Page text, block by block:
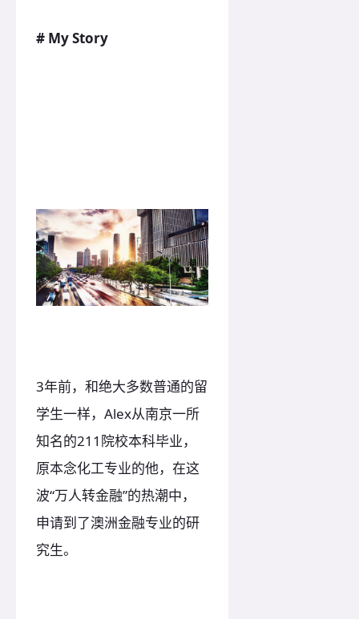
# My Story
3年前，和绝大多数普通的留
学生一样，Alex从南京一所
知名的211院校本科毕业，
原本念化工专业的他，在这
波“万人转金融”的热潮中，
申请到了澳洲金融专业的研
究生。